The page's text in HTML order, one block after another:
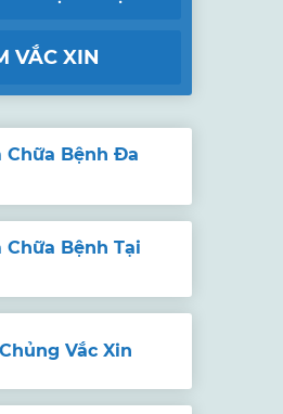
VẮC XIN
Chữa Bệnh Đa
Chữa Bệnh Tại
Vắc Xin